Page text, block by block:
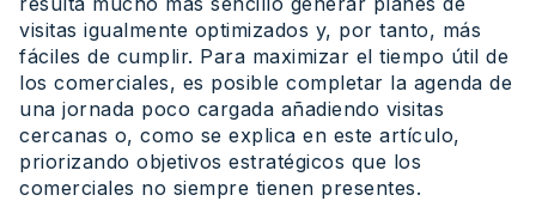
visitas igualmente optimizados y, por tanto, más
fáciles de cumplir. Para maximizar el tiempo útil de
los comerciales, es posible completar la agenda de
una jornada poco cargada añadiendo visitas
cercanas o, como se explica en este artículo,
priorizando objetivos estratégicos que los
comerciales no siempre tienen presentes.